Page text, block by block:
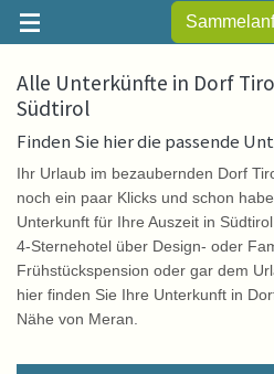
Alle Unterkünfte in Dorf
Südtirol
Finden Sie hier die passende
Ihr Urlaub im bezaubernden Dorf
noch ein paar Klicks und schon
Unterkunft für Ihre Auszeit in
4-Sternehotel über Design- oder
Frühstückspension oder gar dem
hier finden Sie Ihre Unterkunft in
Nähe von Meran.